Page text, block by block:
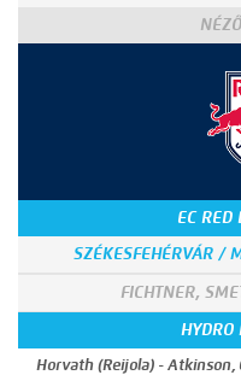
EC RED
SZÉKESFEHÉRVÁR /
FICHTNER,
HYDRO
Horvath (Reijola) - Atkinson,